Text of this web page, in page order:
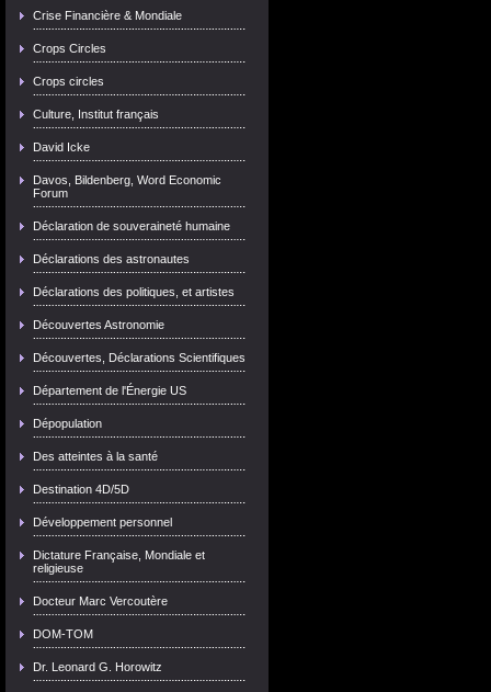
Crise Financière & Mondiale
Crops Circles
Crops circles
Culture, Institut français
David Icke
Davos, Bildenberg, Word Economic
Forum
Déclaration de souveraineté humaine
Déclarations des astronautes
Déclarations des politiques, et artistes
Découvertes Astronomie
Découvertes, Déclarations Scientifiques
Département de l'Énergie US
Dépopulation
Des atteintes à la santé
Destination 4D/5D
Développement personnel
Dictature Française, Mondiale et
religieuse
Docteur Marc Vercoutère
DOM-TOM
Dr. Leonard G. Horowitz